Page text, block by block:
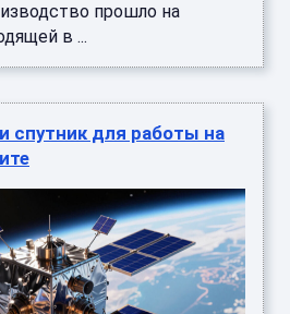
прошло на
в ...
спутник для работы на